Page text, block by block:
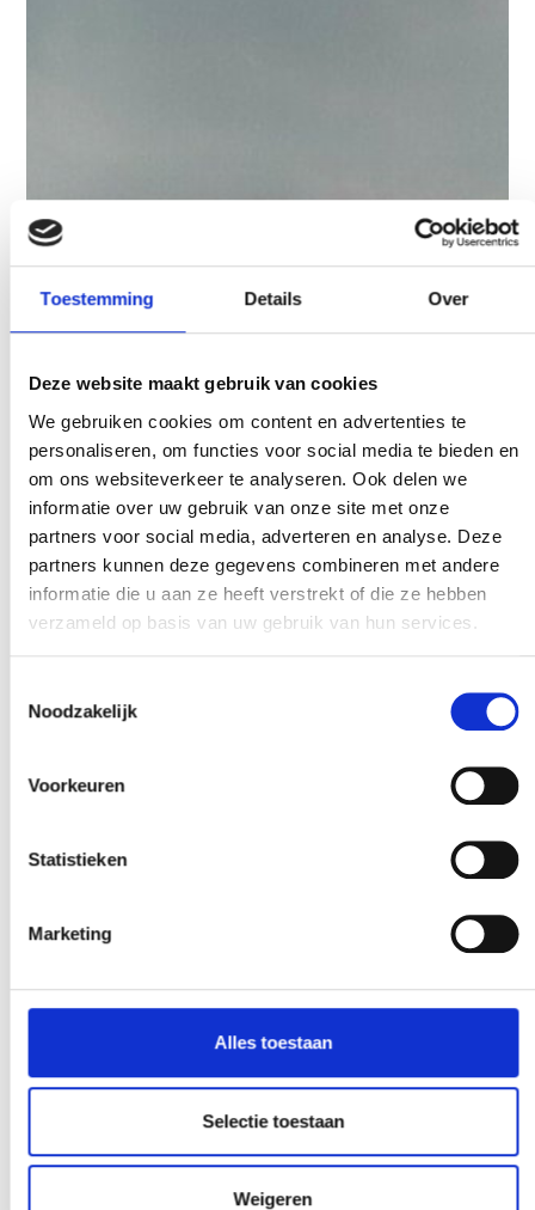
Toestemming Details Over
Deze website maakt gebruik van cookies
We gebruiken cookies om content en advertenties te
personaliseren, om functies voor social media te bieden en
om ons websiteverkeer te analyseren. Ook delen we
informatie over uw gebruik van onze site met onze
partners voor social media, adverteren en analyse. Deze
partners kunnen deze gegevens combineren met andere
informatie die u aan ze heeft verstrekt of die ze hebben
verzameld op basis van uw gebruik van hun services.
Noodzakelijk
Voorkeuren
Statistieken
Marketing
Alles toestaan
Selectie toestaan
Weigeren